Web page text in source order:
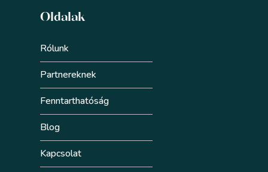
Oldalak
Rólunk
Partnereknek
Fenntarthatóság
Blog
Kapcsolat